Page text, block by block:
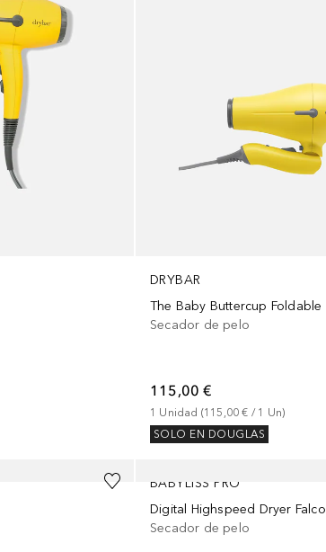
DRYBAR
The Baby Buttercup Foldable
Secador de pelo
115,00 €
1 Unidad (115,00 € / 1 Un)
SOLO EN DOUGLAS
BABYLISS PRO
Digital Highspeed Dryer Falco
Secador de pelo